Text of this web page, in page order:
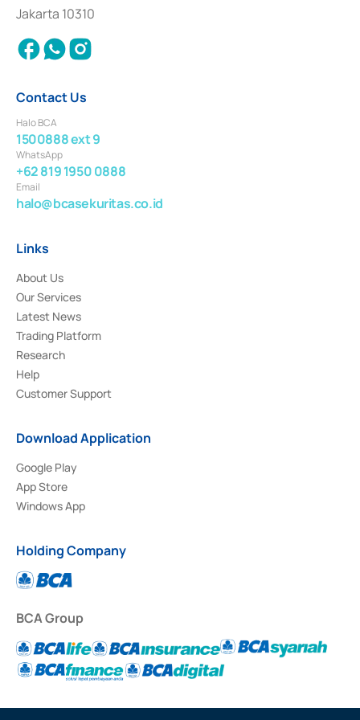
Settlement of Commercial Paper Transactions whose license was issued in
2018.
Jakarta 10310
Contact Us
Halo BCA
1500888 ext 9
WhatsApp
+62 819 1950 0888
Email
halo@bcasekuritas.co.id
Links
About Us
Our Services
Latest News
Trading Platform
Research
Help
Customer Support
Download Application
Google Play
App Store
Windows App
Holding Company
BCA Group